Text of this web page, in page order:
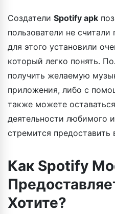
Создатели Spotify apk
пользователи не
для этого установили
который легко понять.
получить желаемую
приложения, либо с
также можете
деятельности любимого
стремится предоставить
Как Spotify
Хотите?